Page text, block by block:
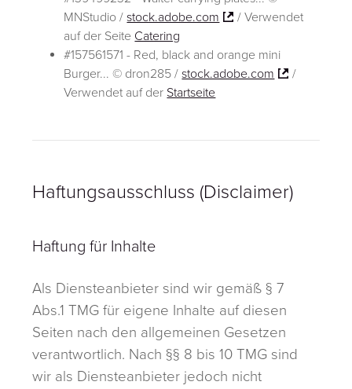
MNStudio /stock.adobe.com
/ Verwendet
auf der Seite Catering
#157561571 - Red, black and orange mini
Burger... © dron285 /stock.adobe.com
/
Verwendet auf der Startseite
Haftungsausschluss (Disclaimer)
Haftung für Inhalte
Als Diensteanbieter sind wir gemäß § 7
Abs.1 TMG für eigene Inhalte auf diesen
Seiten nach den allgemeinen Gesetzen
verantwortlich. Nach §§ 8 bis 10 TMG sind
wir als Diensteanbieter jedoch nicht